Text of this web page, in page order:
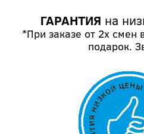
ГАРАНТИЯ на
*При заказе от 2х смен
подарок.